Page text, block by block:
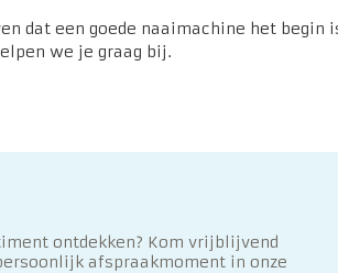
dat een goede naaimachine het begin
we je graag bij.
ontdekken? Kom vrijblijvend
afspraakmoment in onze